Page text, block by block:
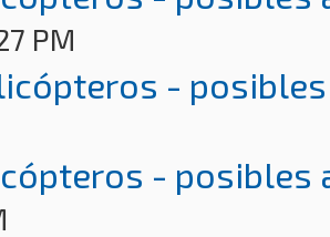
PM
-
- posibles